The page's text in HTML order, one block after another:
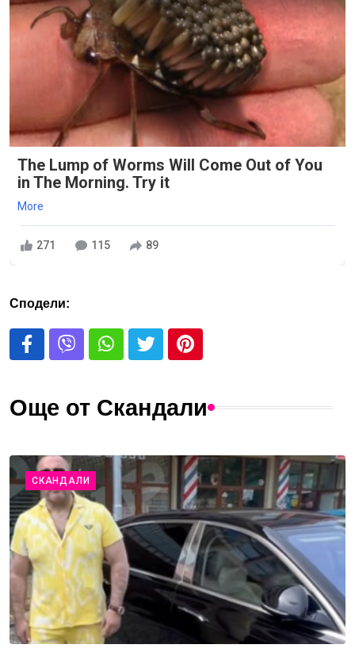
The Lump of Worms Will Come Out of You
in The Morning. Try it
More
271 115 89
Сподели:
Още от Скандали
СКАНДАЛИ